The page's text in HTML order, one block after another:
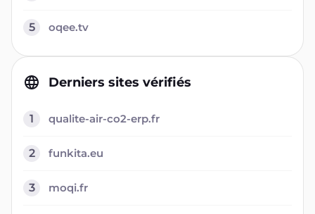
5 oqee.tv
Derniers sites vérifiés
1 qualite-air-co2-erp.fr
2 funkita.eu
3 moqi.fr